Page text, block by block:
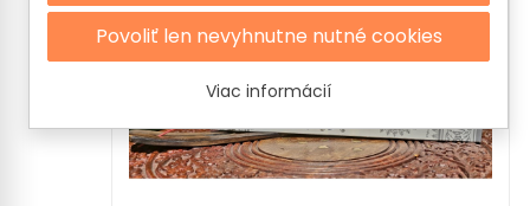
Povoliť len nevyhnutne nutné cookies
Viac informácií